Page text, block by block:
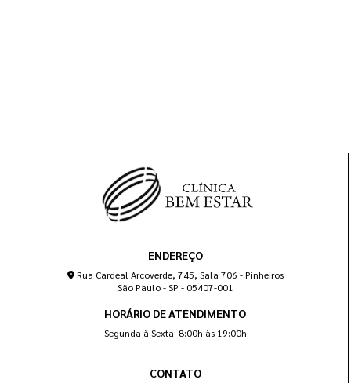
ENDEREÇO
Rua Cardeal Arcoverde, 745, Sala 706 - Pinheiros
São Paulo - SP - 05407-001
HORÁRIO DE ATENDIMENTO
Segunda à Sexta: 8:00h às 19:00h
CONTATO